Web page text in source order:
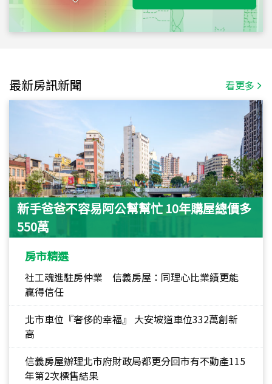
最新房訊新聞 看更多
新手爸爸不容易阿公幫幫忙 10年購屋總價多
550萬
房市精選
社工魂進駐房仲業 信義房屋：同理心比業績更能
贏得信任
北市車位『奢侈的幸福』 大安坡道車位332萬創新
高
信義房屋辦理北市府財政局都更分回市有不動產115
年第2次標售結果